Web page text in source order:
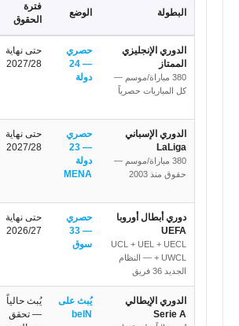
البطولة الوضع
فترة
الحقوق
الدوري الإنجليزي
الممتاز
380 مباراة/موسم —
كل المباريات حصرياً
حصري
— 24
دولة
حتى نهاية
2027/28
الدوري الإسباني
LaLiga
380 مباراة/موسم —
حقوق منذ 2003
حصري
— 23
دولة
MENA
حتى نهاية
2027/28
دوري أبطال أوروبا
UEFA
UCL + UEL + UECL
+ UWCL — النظام
الجديد 36 فريق
حصري
— 33
سوق
حتى نهاية
2026/27
الدوري الإيطالي
Serie A
يُبث على
beIN
يُبث حالياً
— تحقق